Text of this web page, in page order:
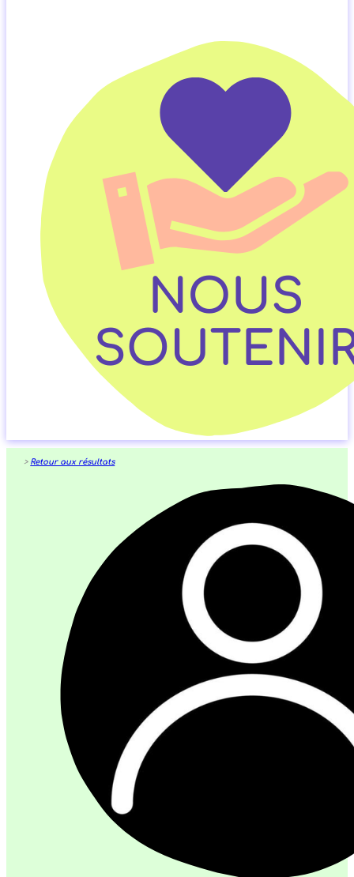
> Retour aux résultats